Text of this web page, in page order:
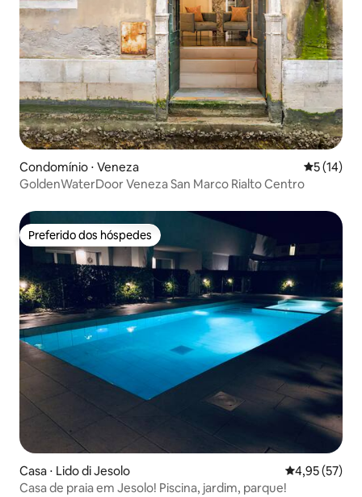
Condomínio ⋅ Veneza 5 de uma
5 (14)
GoldenWaterDoor Veneza San Marco Rialto Centro
Preferido dos hóspedes
Preferido dos hóspedes
Casa ⋅ Lido di Jesolo 4,95 de uma
4,95 (57)
Casa de praia em Jesolo! Piscina, jardim, parque!